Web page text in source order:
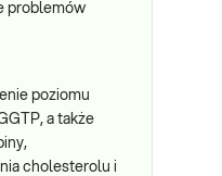
problemów
poziomu
a także
cholesterolu i